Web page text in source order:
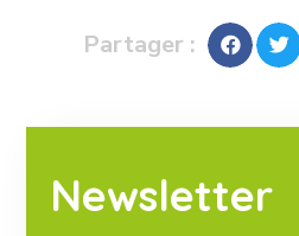
Partager :
Newsletter